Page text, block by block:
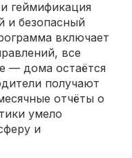
геймификация
и безопасный
включает
все
— дома остаётся
получают
отчёты о
умело
и